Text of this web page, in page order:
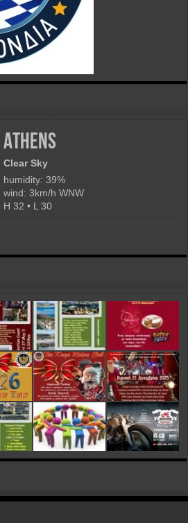
Athens
Clear Sky
humidity: 39%
wind: 3km/h WNW
H 32 • L 30